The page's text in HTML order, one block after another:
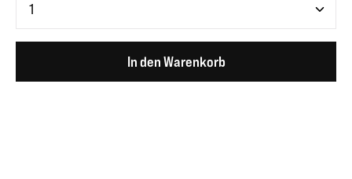
In den Warenkorb